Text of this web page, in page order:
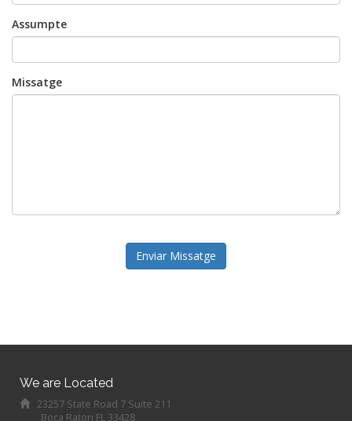
Assumpte
Missatge
Enviar Missatge
We are Located
23257 State Road 7 Suite 211
Boca Raton FL 33428